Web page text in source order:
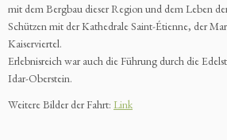
mit dem Bergbau dieser Region und dem Leben
Schützen mit der Kathedrale Saint-Étienne, der
Kaiserviertel.
Erlebnisreich war auch die Führung durch die
Idar-Oberstein.
Weitere Bilder der Fahrt: Link